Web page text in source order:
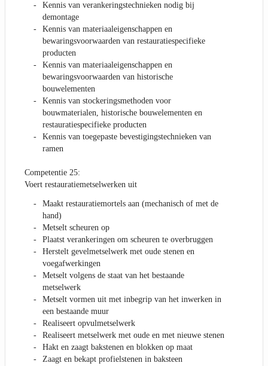
Kennis van verankeringstechnieken nodig bij
demontage
Kennis van materiaaleigenschappen en
bewaringsvoorwaarden van restauratiespecifieke
producten
Kennis van materiaaleigenschappen en
bewaringsvoorwaarden van historische
bouwelementen
Kennis van stockeringsmethoden voor
bouwmaterialen, historische bouwelementen en
restauratiespecifieke producten
Kennis van toegepaste bevestigingstechnieken van
ramen
Competentie 25:
Voert restauratiemetselwerken uit
Maakt restauratiemortels aan (mechanisch of met de
hand)
Metselt scheuren op
Plaatst verankeringen om scheuren te overbruggen
Herstelt gevelmetselwerk met oude stenen en
voegafwerkingen
Metselt volgens de staat van het bestaande
metselwerk
Metselt vormen uit met inbegrip van het inwerken in
een bestaande muur
Realiseert opvulmetselwerk
Realiseert metselwerk met oude en met nieuwe stenen
Hakt en zaagt bakstenen en blokken op maat
Zaagt en bekapt profielstenen in baksteen